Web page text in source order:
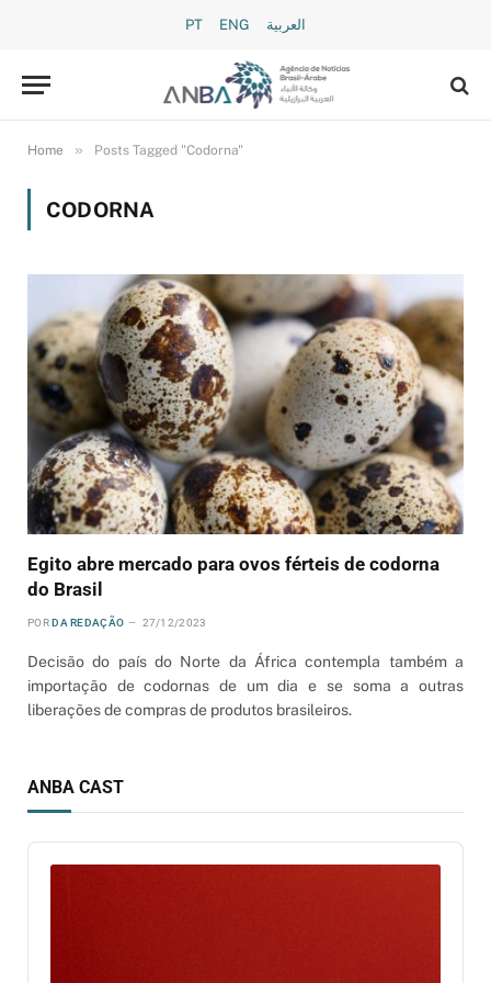
PT ENG العربية
Home » Posts Tagged "Codorna"
CODORNA
Egito abre mercado para ovos férteis de codorna
do Brasil
POR DA REDAÇÃO 27/12/2023
Decisão do país do Norte da África contempla também a
importação de codornas de um dia e se soma a outras
liberações de compras de produtos brasileiros.
ANBA CAST
Audio
Player